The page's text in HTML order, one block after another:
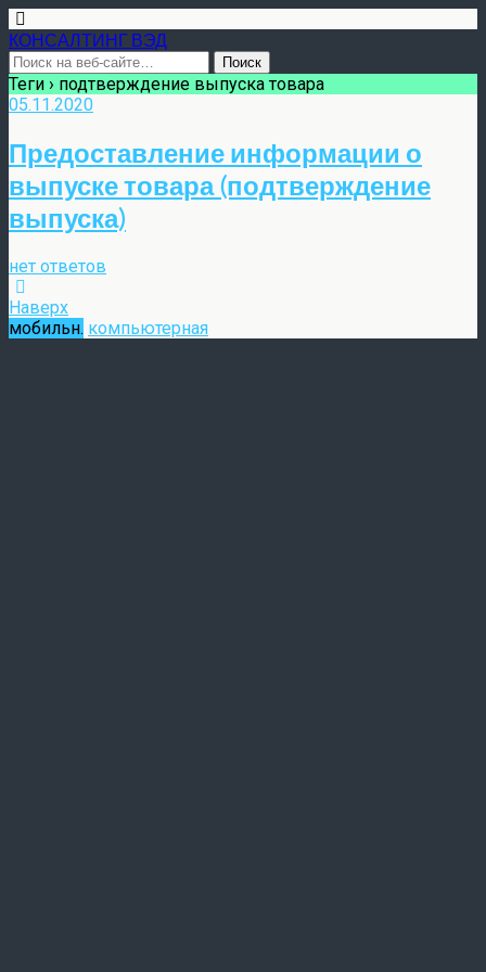
КОНСАЛТИНГ ВЭД
Теги › подтверждение выпуска товара
05.11.2020
Предоставление информации о
выпуске товара (подтверждение
выпуска)
нет ответов
Наверх
мобильн. компьютерная